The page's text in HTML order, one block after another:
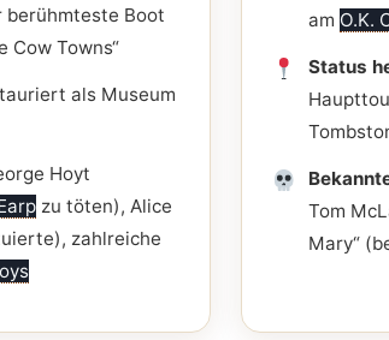
berühmteste Boot
Cow Towns“
als Museum
Hoyt
zu töten), Alice
zahlreiche
am O.K.
Status
Tom
Mary“